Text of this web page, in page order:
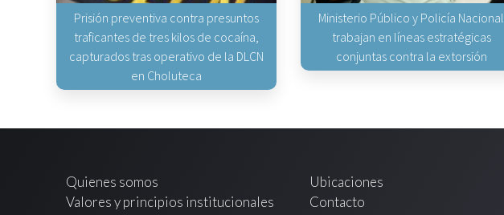
Prisión preventiva contra presuntos
traficantes de tres kilos de cocaína,
capturados tras operativo de la DLCN
en Choluteca
Ministerio Público y Policía Nacional
trabajan en líneas estratégicas
conjuntas contra la extorsión
Quienes somos
Valores y principios institucionales
Ubicaciones
Contacto